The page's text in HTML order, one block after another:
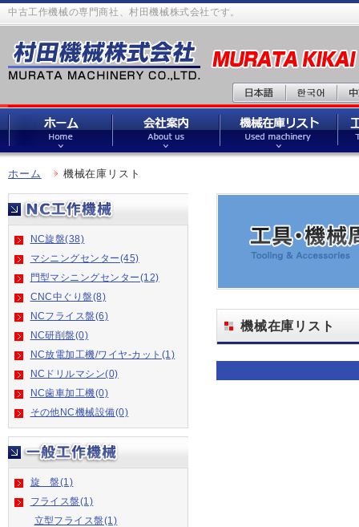
中古工作機械の専門商社、村田機械株式会社です。
ホーム 機械在庫リスト
NC旋盤(38)
マシニングセンター(45)
門型マシニングセンター(12)
CNC中ぐり盤(8)
NCフライス盤(6)
NC研削盤(0)
NC放電加工機/ワイヤ-カット(1)
NCドリルマシン(0)
NC歯車加工機(0)
その他NC機械設備(0)
旋 盤(1)
フライス盤(1)
立型フライス盤(1)
機械在庫リスト